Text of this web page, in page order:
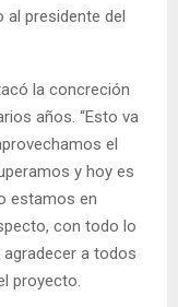
al presidente del
la concreción
años. “Esto va
el
y hoy es
estamos en
con todo lo
agradecer a todos
proyecto.